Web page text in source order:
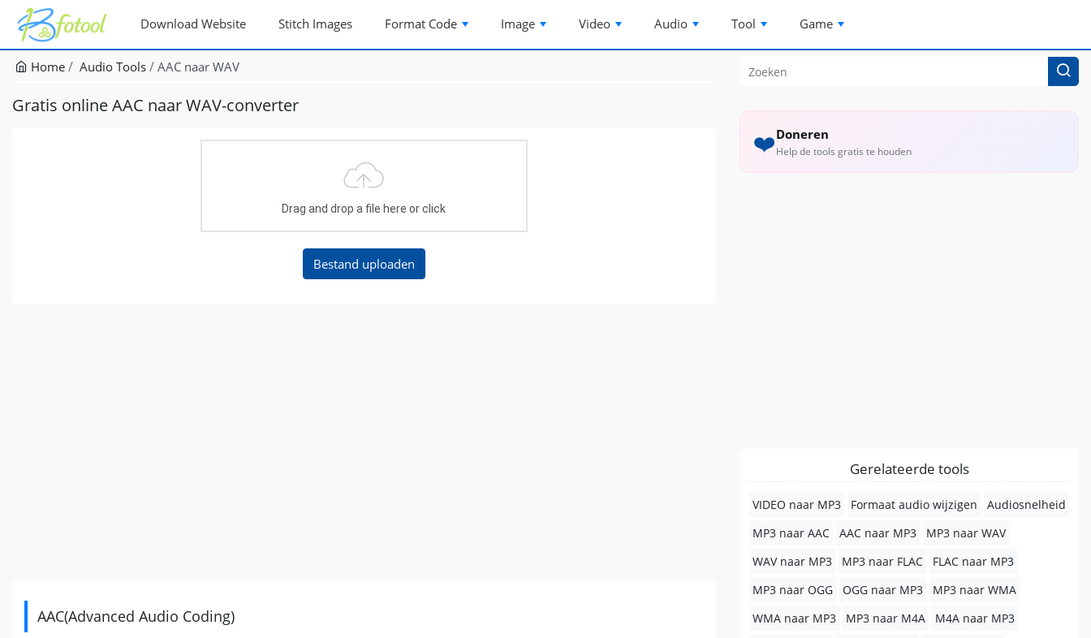
Download Website Stitch Images Format Code Image Video Audio Tool Game
Home Audio Tools AAC naar WAV
Gratis online AAC naar WAV-converter
Drag and drop a file here or click
AAC(Advanced Audio Coding)
❤️Doneren
Help de tools gratis te houden
Gerelateerde tools
VIDEO naar MP3 Formaat audio wijzigen
Audiosnelheid
MP3 naar AAC
AAC naar MP3
MP3 naar WAV
WAV naar MP3
MP3 naar FLAC
FLAC naar MP3
MP3 naar OGG
OGG naar MP3
MP3 naar WMA
WMA naar MP3
MP3 naar M4A
M4A naar MP3